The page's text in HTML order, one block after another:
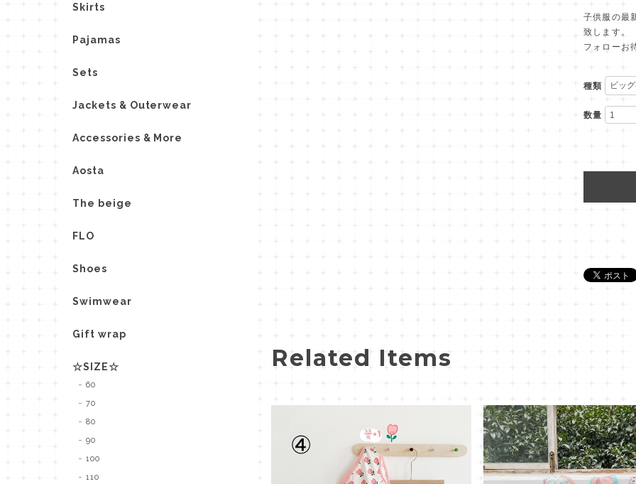
子供服の最
致します。
フォローお
種類
数量
Related Items
Skirts
Pajamas
Sets
Jackets & Outerwear
Accessories & More
Aosta
The beige
FLO
Shoes
Swimwear
Gift wrap
☆SIZE☆
60
70
80
90
100
110